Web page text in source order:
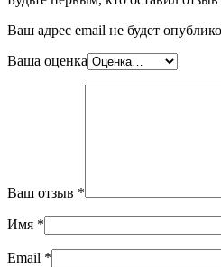
Ваш адрес email не будет
Ваша оценка
Ваш отзыв *
Имя *
Email *